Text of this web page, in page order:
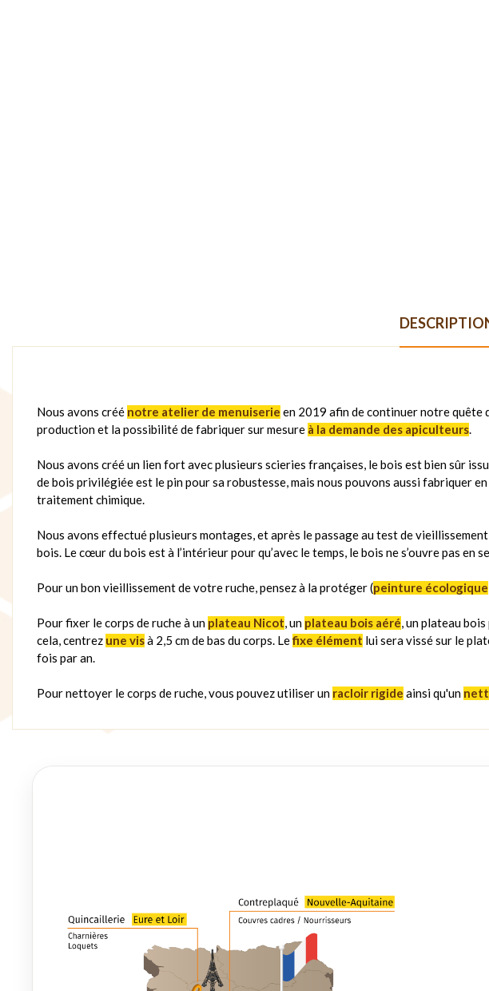
Nous avons créé notre atelier de menuiserie en 2019 afin de continuer notre quête
production et la possibilité de fabriquer sur mesure à la demande des apiculteurs.
Nous avons créé un lien fort avec plusieurs scieries françaises, le bois est bien sûr
de bois privilégiée est le pin pour sa robustesse, mais nous pouvons aussi fabriquer
traitement chimique.
Nous avons effectué plusieurs montages, et après le passage au test de
bois. Le cœur du bois est à l’intérieur pour qu’avec le temps, le bois ne s’ouvre pas en
Pour un bon vieillissement de votre ruche, pensez à la protéger (peinture écologique
Pour fixer le corps de ruche à un plateau Nicot, un plateau bois aéré, un plateau
cela, centrez une visà 2,5 cm de bas du corps. Lefixe élément lui sera vissé sur le
fois par an.
Pour nettoyer le corps de ruche, vous pouvez utiliser un racloir rigide ainsi qu'un